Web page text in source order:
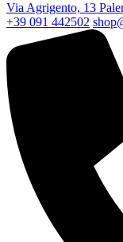
Via Agrigento, 13
+39 091 442502